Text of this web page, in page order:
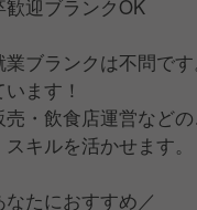
歓迎ブランクOK
ブランクは不問です
ます！
・飲食店運営など
キルを活かせます。
なたにおすすめ／